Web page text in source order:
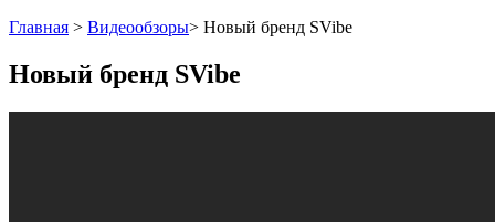
Главная > Видеообзоры> Новый бренд SVibe
Новый бренд SVibe